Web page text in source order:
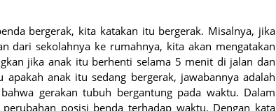
bergerak, kita katakan itu bergerak. Misalnya, jika
dari sekolahnya ke rumahnya, kita akan mengatakan
jika anak itu berhenti selama 5 menit di jalan dan
anak itu sedang bergerak, jawabannya adalah
gerakan tubuh bergantung pada waktu. Dalam
posisi benda terhadap waktu. Dengan kata